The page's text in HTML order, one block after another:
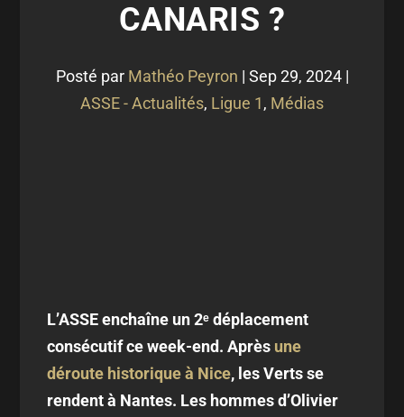
CANARIS ?
Posté par Mathéo Peyron | Sep 29, 2024|
ASSE - Actualités, Ligue 1, Médias
L’ASSE enchaîne un 2ᵉ déplacement
consécutif ce week-end. Après une
déroute historique à Nice, les Verts se
rendent à Nantes. Les hommes d’Olivier